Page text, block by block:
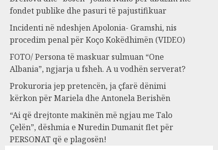
fondet publike dhe pasuri të pajustifikuar
Incidenti në ndeshjen Apolonia- Gramshi, nis
procedim penal për Koço Kokëdhimën (VIDEO)
FOTO/ Persona të maskuar sulmuan “One
Albania”, ngjarja u fsheh. A u vodhën serverat?
Prokuroria jep pretencën, ja çfarë dënimi
kërkon për Mariela dhe Antonela Berishën
“Ai që drejtonte makinën më ngjau me Talo
Çelën”, dëshmia e Nuredin Dumanit flet për
PERSONAT që e plagosën!